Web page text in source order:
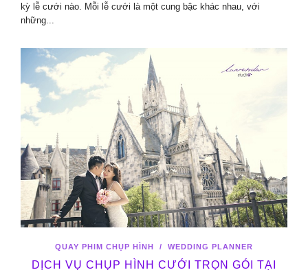
kỳ lễ cưới nào. Mỗi lễ cưới là một cung bậc khác nhau, với
những...
QUAY PHIM CHỤP HÌNH / WEDDING PLANNER
DỊCH VỤ CHỤP HÌNH CƯỚI TRỌN GÓI TẠI